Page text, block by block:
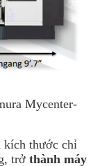
Mycenter-
kích thước chỉ
trở thành máy